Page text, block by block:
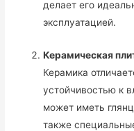
делает его
эксплуатацией.
Керамическая
Керамика
устойчивостью к
может иметь
также